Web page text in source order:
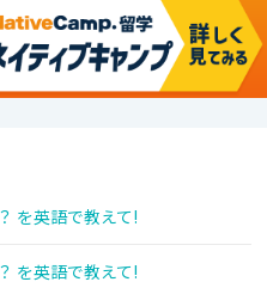
を英語で教えて!
を英語で教えて!